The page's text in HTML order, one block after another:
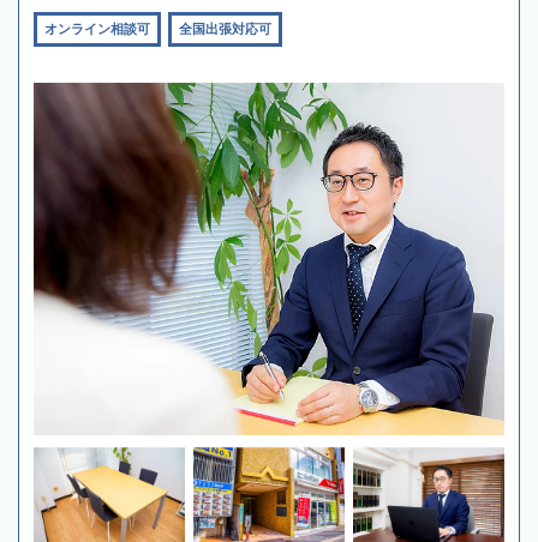
オンライン相談可 全国出張対応可